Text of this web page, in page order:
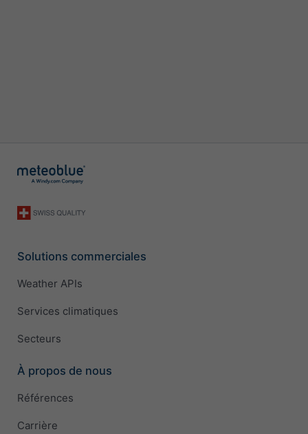
Solutions commerciales
Weather APIs
Services climatiques
Secteurs
À propos de nous
Références
Carrière